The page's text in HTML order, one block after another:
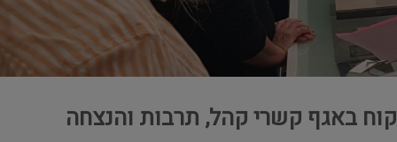
באגף קשרי קהל, תרבות והנצחה